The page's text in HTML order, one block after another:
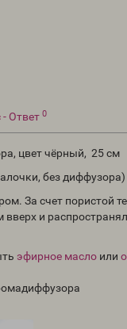
- Ответ0
цвет чёрный, 25 см
без диффузора)
За счет пористой
и
эфирное масло или